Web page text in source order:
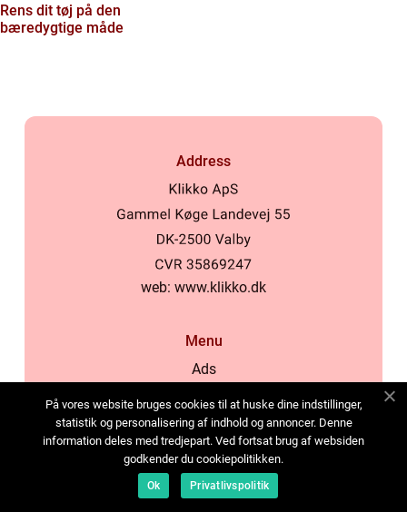
Rens dit tøj på den
bæredygtige måde
Address
web: www.klikko.dk
Menu
Ads
Cookies
Contact
Sitemap
På vores website bruges cookies til at huske dine indstillinger,
statistik og personalisering af indhold og annoncer. Denne
information deles med tredjepart. Ved fortsat brug af websiden
godkender du cookiepolitikken.
Ok Privatlivspolitik